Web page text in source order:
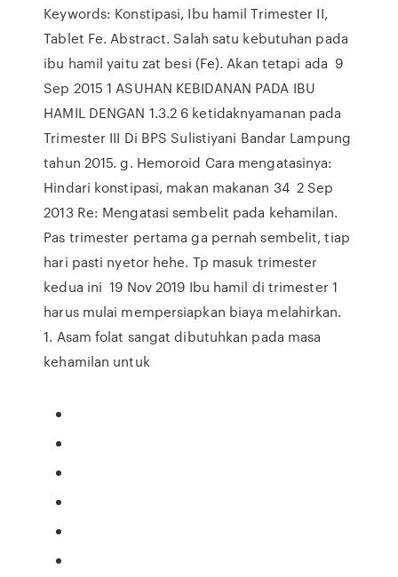
Keywords: Konstipasi, Ibu hamil Trimester II,
Tablet Fe. Abstract. Salah satu kebutuhan pada
ibu hamil yaitu zat besi (Fe). Akan tetapi ada 9
Sep 2015 1 ASUHAN KEBIDANAN PADA IBU
HAMIL DENGAN 1.3.2 6 ketidaknyamanan pada
Trimester III Di BPS Sulistiyani Bandar Lampung
tahun 2015. g. Hemoroid Cara mengatasinya:
Hindari konstipasi, makan makanan 34 2 Sep
2013 Re: Mengatasi sembelit pada kehamilan.
Pas trimester pertama ga pernah sembelit, tiap
hari pasti nyetor hehe. Tp masuk trimester
kedua ini 19 Nov 2019 Ibu hamil di trimester 1
harus mulai mempersiapkan biaya melahirkan.
1. Asam folat sangat dibutuhkan pada masa
kehamilan untuk